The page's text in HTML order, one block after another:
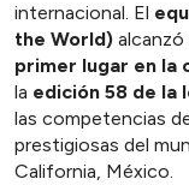
internacional. El
the World)
primer lugar en la
la edición 58 de la
las competencias
prestigiosas del
California, México.